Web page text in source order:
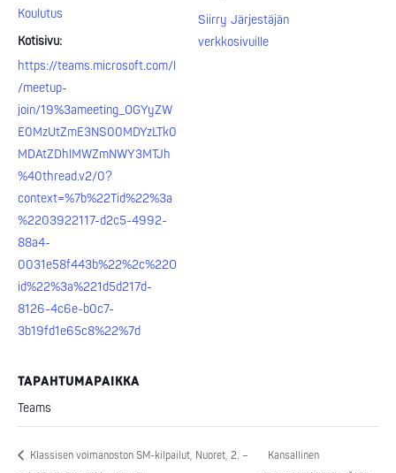
Koulutus
Kotisivu:
https://teams.microsoft.com/l
/meetup-
join/19%3ameeting_OGYyZW
E0MzUtZmE3NS00MDYzLTk0
MDAtZDhlMWZmNWY3MTJh
%40thread.v2/0?
context=%7b%22Tid%22%3a
%2203922117-d2c5-4992-
88a4-
0031e58f443b%22%2c%22O
id%22%3a%221d5d217d-
8126-4c6e-b0c7-
3b19fd1e65c8%22%7d
Siirry Järjestäjän
verkkosivuille
TAPAHTUMAPAIKKA
Teams
Klassisen voimanoston SM-kilpailut, Nuoret, 2. –
Kansallinen